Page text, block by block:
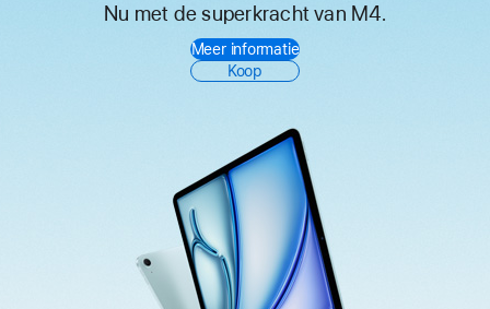
iPad Air
Nu met de superkracht van M4.
Meer informatie
Koop